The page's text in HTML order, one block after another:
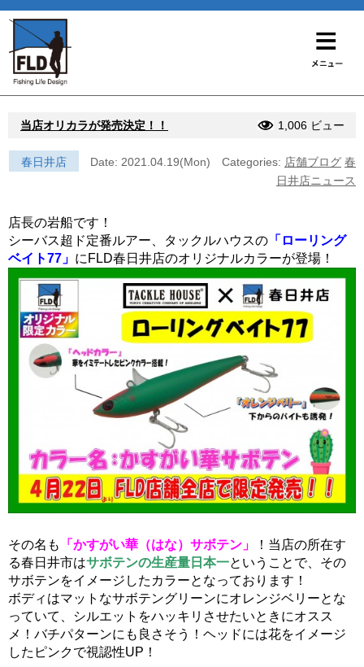
当店オリカラが発売決定！！ 1,006 ビュー
春日井店 Date: 2021.04.19(Mon) Categories: 店舗ブログ 春
日井店ニュース
店長の岩船です！
シーバス超ド定番ルアー、タックルハウスの 「ローリング
ベイト77」 にFLD春日井店のオリジナルカラーが登場！
その名も 「かすがい華（はな）サボテン」
！当店の所在す
る春日井市はサボテンの生産量日本一ということで、その
サボテンをイメージしたカラーとなっております！
ボディはマットなサボテングリーンにオレンジベリーとな
っていて、シルエットをハッキリさせたいときにオスス
メ！バチパターンにも良さそう！ヘッドには花をイメージ
したピンクで視認性UP！